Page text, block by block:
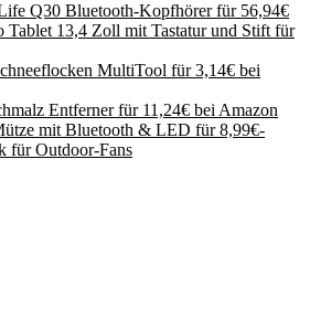
Q30 Bluetooth-Kopfhörer für 56,94€
13,4 Zoll mit Tastatur und Stift für
MultiTool für 3,14€ bei
Entferner für 11,24€ bei Amazon
mit Bluetooth & LED für 8,99€-
für Outdoor-Fans